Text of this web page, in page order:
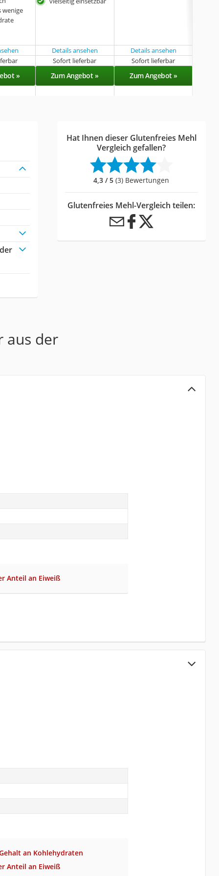
wenige
Details ansehen
Details ansehen
Sofort lieferbar Sofort lieferbar
» Zum Angebot » Zum Angebot »
Hat Ihnen dieser Glutenfreies Mehl
Vergleich gefallen?
4,3 / 5 (3) Bewertungen
Glutenfreies Mehl-Vergleich teilen:
aus der
Anteil an Eiweiß
an Kohlehydraten
Anteil an Eiweiß